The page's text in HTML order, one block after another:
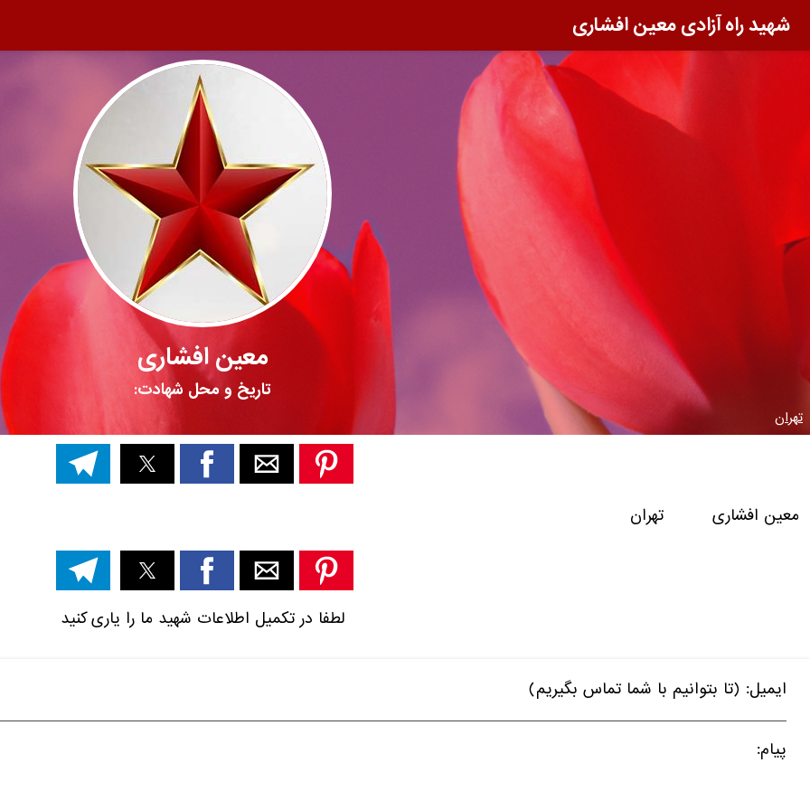
شهید راه آزادی معین افشاری
معین افشاری
تاریخ و محل شهادت:
تهران
معین افشاری تهران
لطفا در تکمیل اطلاعات شهید ما را یاری کنید
ایمیل: (تا بتوانیم با شما تماس بگیریم)
پیام: